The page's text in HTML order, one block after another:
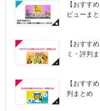
【おすす
ビューま
【おすす
ミ・評判
【おすす
判まとめ